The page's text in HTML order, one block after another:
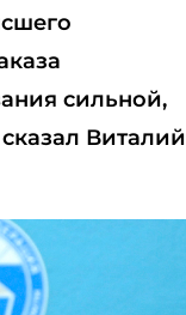
сильной,
Виталий